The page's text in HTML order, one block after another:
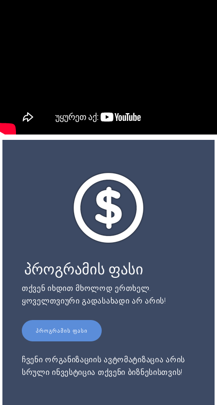
პროგრამის ფასი
თქვენ იხდით მხოლოდ ერთხელ.
ყოველთვიური გადასახადი არ არის!
ᲞᲠᲝᲒᲠᲐᲛᲘᲡ ᲤᲐᲡᲘ
ჩვენი ორგანიზაციის ავტომატიზაცია არის
სრული ინვესტიცია თქვენი ბიზნესისთვის!